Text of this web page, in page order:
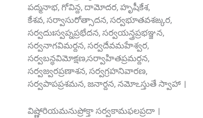
పద్మనాభ, గోవిన్ద, దామోదర, హృషీకేశ,
కేశవ, సర్వాసురోత్సాదన, సర్వభూతవశఙ్కర,
సర్వదుఃస్వప్నప్రభేదన, సర్వయన్త్రప్రభఞ్జన,
సర్వనాగవిమర్దన, సర్వదేవమహేశ్వర,
సర్వబన్ధవిమోక్షణ,సర్వాహితప్రమర్దన,
సర్వజ్వరప్రణాశన, సర్వగ్రహనివారణ,
సర్వపాపప్రశమన, జనార్దన, నమోఽస్తుతే స్వాహా ।
విష్ణోరియమనుప్రోక్తా సర్వకామఫలప్రదా ।